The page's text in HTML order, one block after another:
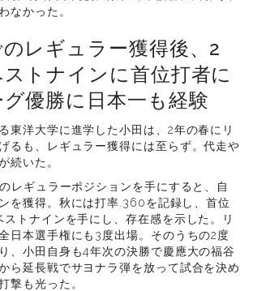
なかった。
レギュラー獲得後、2
トナインに首位打者に
優勝に日本一も経験
東洋大学に進学した小田は、2年の春にリ
るも、レギュラー獲得には至らず。代走や
続いた。
レギュラーポジションを手にすると、自
を獲得。秋には打率.360を記録し、首位
トナインを手にし、存在感を示した。リ
日本選手権にも3度出場。そのうちの2度
、小田自身も4年次の決勝で慶應大の福谷
ら延長戦でサヨナラ弾を放って試合を決め
撃も光った。